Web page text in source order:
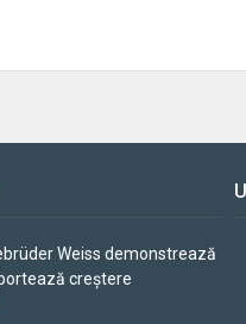
Weiss demonstrează
creștere